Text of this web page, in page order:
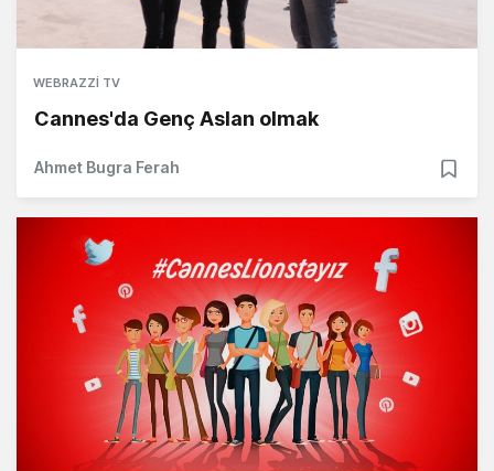
WEBRAZZI TV
Cannes'da Genç Aslan olmak
Ahmet Bugra Ferah